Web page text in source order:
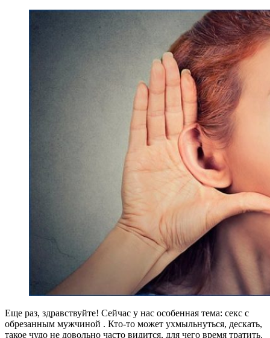
Еще раз, здравствуйте! Сейчас у нас особенная тема: cекс с
обрезанным мужчиной . Кто-то может ухмыльнуться, дескать,
такое чудо не довольно часто видится, для чего время тратить.